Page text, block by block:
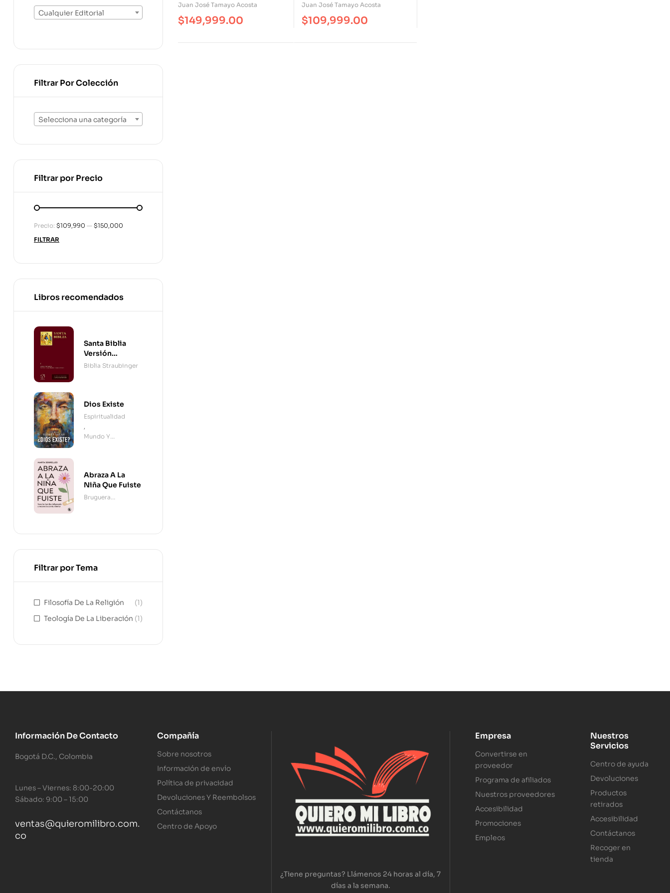
Juan José Tamayo Acosta
$149,999.00
Juan José Tamayo Acosta
$109,999.00
Cualquier Editorial
Filtrar Por Colección
Selecciona una categoría
Filtrar por Precio
FILTRAR
Precio: $109,990 — $150,000
Libros recomendados
Santa Biblia
Versión
Straubinger - 2
Biblia Straubinger
Dios Existe
Espiritualidad
,
Mundo Y
Abraza A La
Niña Que Fuiste
Bruguera
Filtrar por Tema
Filosofía De La Religión
(1)
Teología De La Liberación (1)
Información De Contacto
Bogotá D.C., Colombia
Lunes – Viernes: 8:00-20:00
Sábado: 9:00 – 15:00
ventas@quieromilibro.com.
co
Compañía
Sobre nosotros
Información de envío
Política de privacidad
Devoluciones Y Reembolsos
Contáctanos
Centro de Apoyo
¿Tiene preguntas? Llámenos 24 horas al día, 7
días a la semana.
Empresa
Convertirse en
proveedor
Programa de afiliados
Nuestros proveedores
Accesibilidad
Promociones
Empleos
Nuestros
Servicios
Centro de ayuda
Devoluciones
Productos
retirados
Accesibilidad
Contáctanos
Recoger en
tienda